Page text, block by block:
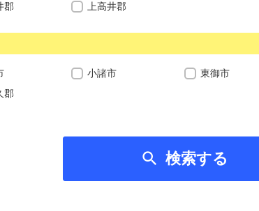
郡 上高井郡
小諸市 東御市
郡
 検索する